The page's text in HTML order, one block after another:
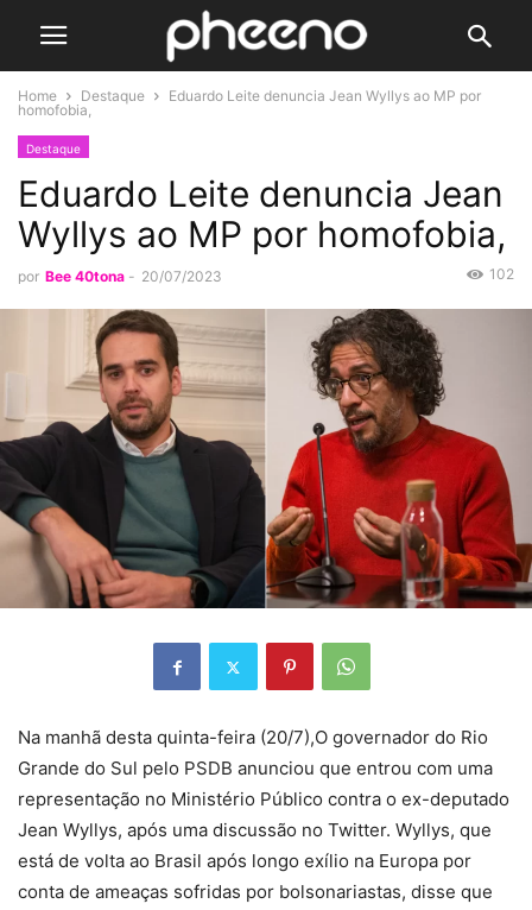
Home Destaque
Eduardo Leite denuncia Jean Wyllys ao MP por
homofobia,
Destaque
Eduardo Leite denuncia Jean
Wyllys ao MP por homofobia,
por Bee 40tona - 20/07/2023 102
Na manhã desta quinta-feira (20/7),O governador do Rio
Grande do Sul pelo PSDB anunciou que entrou com uma
representação no Ministério Público contra o ex-deputado
Jean Wyllys, após uma discussão no Twitter. Wyllys, que
está de volta ao Brasil após longo exílio na Europa por
conta de ameaças sofridas por bolsonariastas, disse que